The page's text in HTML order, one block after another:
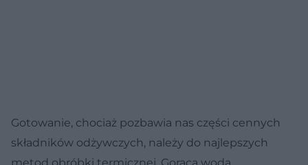
Gotowanie, chociaż pozbawia nas części cennych
składników odżywczych, należy do najlepszych
metod obróbki termicznej. Gorąca woda